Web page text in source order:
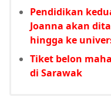
Pendidikan
Joanna akan
hingga ke
Tiket belon
di Sarawak